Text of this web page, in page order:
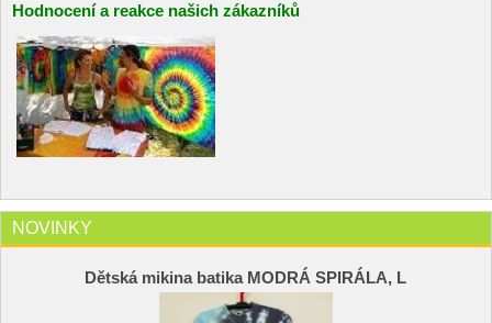
Hodnocení a reakce našich zákazníků
NOVINKY
Dětská mikina batika MODRÁ SPIRÁLA, L